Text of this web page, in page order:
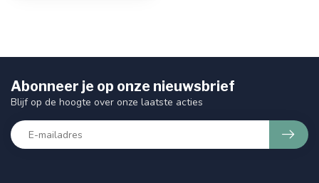
Abonneer je op onze nieuwsbrief
Blijf op de hoogte over onze laatste acties